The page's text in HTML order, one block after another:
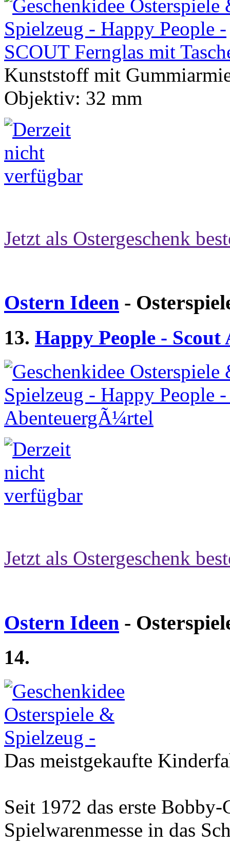
Kunststoff mit
Objektiv: 32 mm
Jetzt als Ostergeschenk
Ostern Ideen -
13. Happy People -
Jetzt als Ostergeschenk
Ostern Ideen -
14.
Das meistgekaufte
Seit 1972 das erste
Spielwarenmesse in das